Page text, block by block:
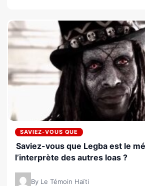
SAVIEZ-VOUS QUE
Saviez-vous que Legba est le
l’interprète des autres loas ?
By Le Témoin Haïti